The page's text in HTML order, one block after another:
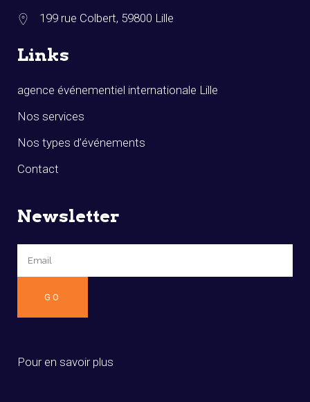
199 rue Colbert, 59800 Lille
Links
agence événementiel internationale Lille
Nos services
Nos types d’événements
Contact
Newsletter
Pour en savoir plus